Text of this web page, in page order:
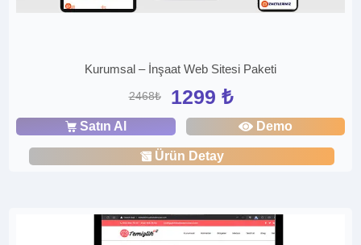
Kurumsal – İnşaat Web Sitesi Paketi
2468₺ 1299 ₺
Satın Al Demo
Ürün Detay